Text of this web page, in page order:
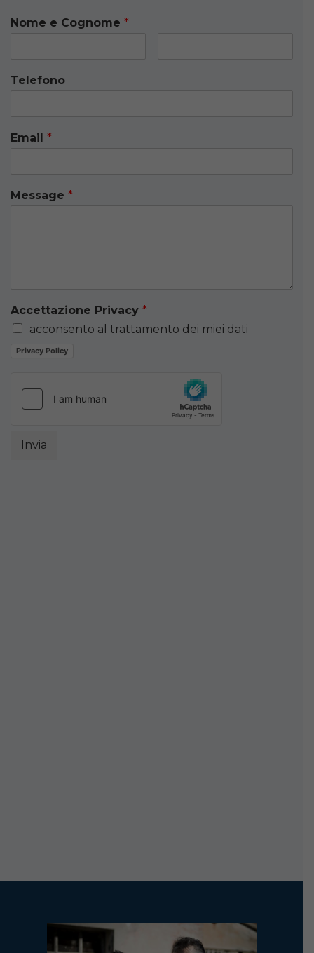
Nome e Cognome *
Telefono
Email *
Message *
Accettazione Privacy *
acconsento al trattamento dei miei dati
Privacy Policy
Invia